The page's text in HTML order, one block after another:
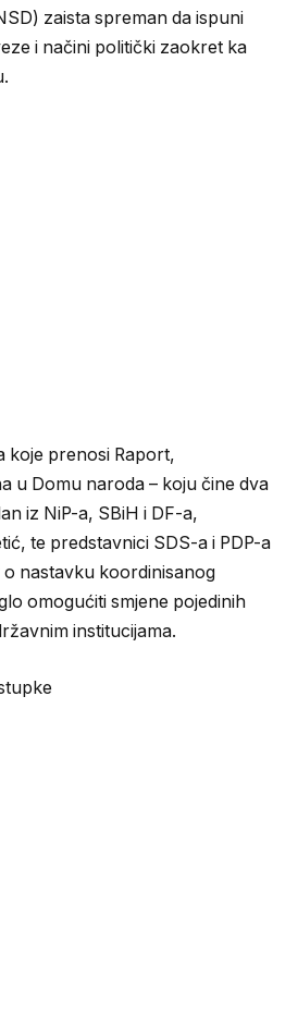
zaista spreman da ispuni
i načini politički zaokret ka
koje prenosi Raport,
u Domu naroda – koju čine dva
iz NiP-a, SBiH i DF-a,
te predstavnici SDS-a i PDP-a
nastavku koordinisanog
omogućiti smjene pojedinih
institucijama.